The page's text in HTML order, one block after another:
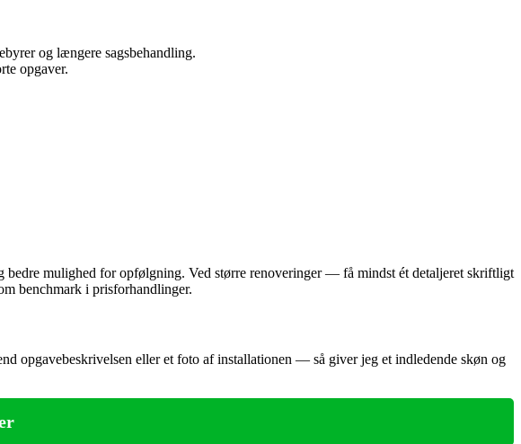
og længere sagsbehandling.
opgaver.
mulighed for opfølgning. Ved større renoveringer — få mindst ét detaljeret skriftligt
benchmark i prisforhandlinger.
opgavebeskrivelsen eller et foto af installationen — så giver jeg et indledende skøn og